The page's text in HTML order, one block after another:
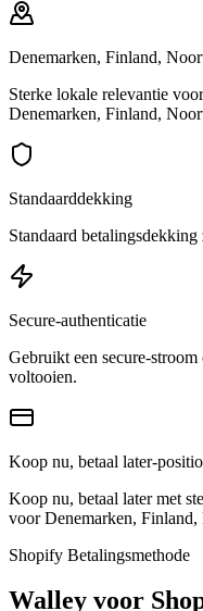
Denemarken, Finland,
Sterke lokale relevantie
Denemarken, Finland,
Standaarddekking
Standaard
Secure-authenticatie
Gebruikt een secure-
voltooien.
Koop nu, betaal later-
Koop nu, betaal later met
voor Denemarken,
Shopify Betalingsmethode
Walley voor